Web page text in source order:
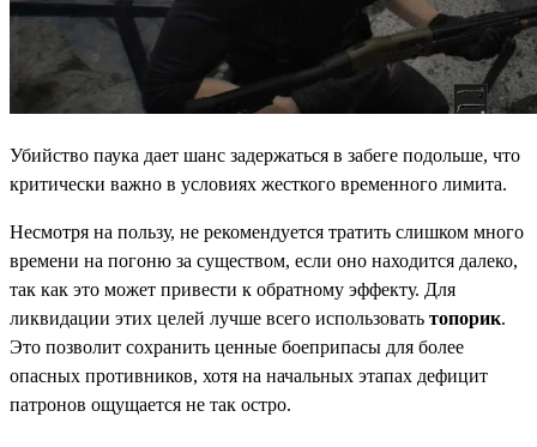
Убийство паука дает шанс задержаться в забеге подольше, что
критически важно в условиях жесткого временного лимита.
Несмотря на пользу, не рекомендуется тратить слишком много
времени на погоню за существом, если оно находится далеко,
так как это может привести к обратному эффекту. Для
ликвидации этих целей лучше всего использовать топорик.
Это позволит сохранить ценные боеприпасы для более
опасных противников, хотя на начальных этапах дефицит
патронов ощущается не так остро.